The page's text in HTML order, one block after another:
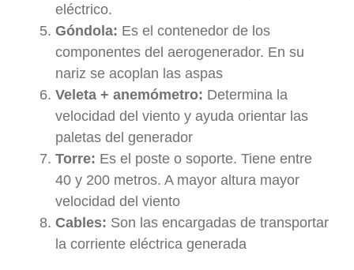
eléctrico.
Góndola: Es el contenedor de los
componentes del aerogenerador. En su
nariz se acoplan las aspas
Veleta + anemómetro: Determina la
velocidad del viento y ayuda orientar las
paletas del generador
Torre: Es el poste o soporte. Tiene entre
40 y 200 metros. A mayor altura mayor
velocidad del viento
Cables: Son las encargadas de transportar
la corriente eléctrica generada